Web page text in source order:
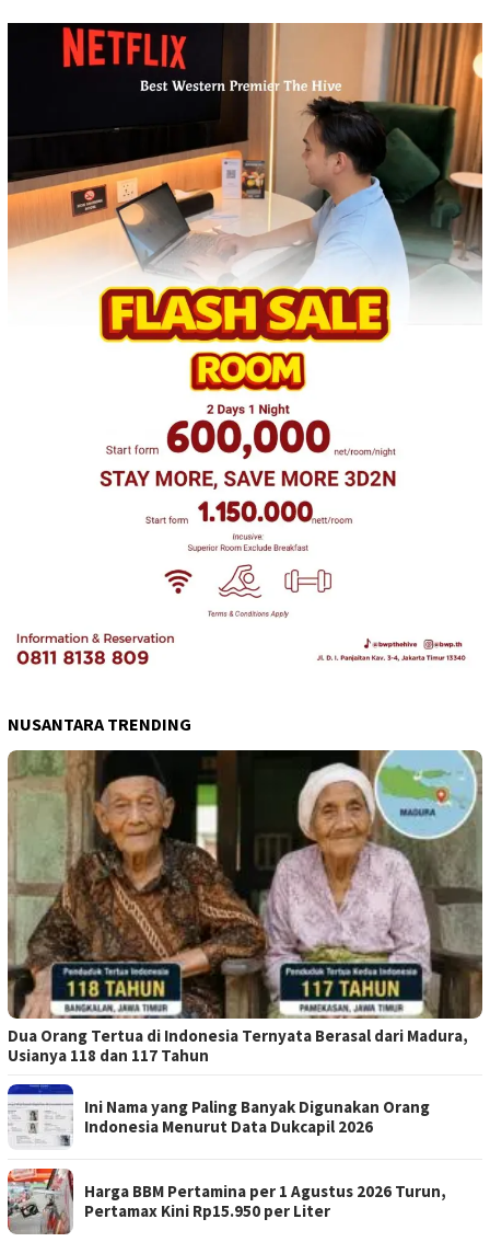
NUSANTARA TRENDING
Dua Orang Tertua di Indonesia Ternyata Berasal dari Madura,
Usianya 118 dan 117 Tahun
Ini Nama yang Paling Banyak Digunakan Orang
Indonesia Menurut Data Dukcapil 2026
Harga BBM Pertamina per 1 Agustus 2026 Turun,
Pertamax Kini Rp15.950 per Liter